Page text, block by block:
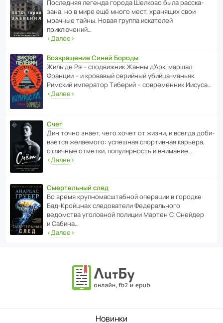
После­дняя легенда города Шелково была расска­
зана, но в мире ещё много мест, хранящих свои
мрачные тайны. Новая группа иска­телей
приключений…
‹Далее›
Возвращение Синей Бороды
Жиль де Рэ – спод­ви­жник Жанны д’Арк, маршал
Франции – и кровавый серийный убийца-маньяк.
Римский импе­ратор Тиберий – совре­менник Иисуса…
‹Далее›
Счет
Дин точно знает, чего хочет от жизни, и всегда доби­
ва­ется жела­е­мого: успе­шная спор­ти­вная карьера,
отли­чные отметки, попу­ля­р­ность и внимание…
‹Далее›
Смертельный след
Во время круп­но­мас­ш­та­бной операции в городке
Бад‑Крой­цнах следо­ва­тели Феде­раль­ного
ведомства уголо­вной полиции Мартен С. Снейдер
и Сабина…
‹Далее›
Новинки